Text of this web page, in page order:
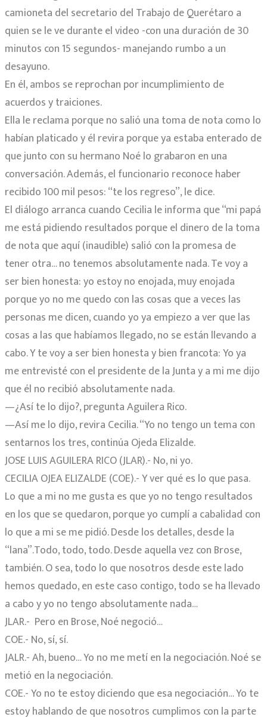
camioneta del secretario del Trabajo de Querétaro a
quien se le ve durante el video -con una duración de 30
minutos con 15 segundos- manejando rumbo a un
desayuno.
En él, ambos se reprochan por incumplimiento de
acuerdos y traiciones.
Ella le reclama porque no salió una toma de nota como lo
habían platicado y él revira porque ya estaba enterado de
que junto con su hermano Noé lo grabaron en una
conversación. Además, el funcionario reconoce haber
recibido 100 mil pesos: “te los regreso”, le dice.
El diálogo arranca cuando Cecilia le informa que “mi papá
me está pidiendo resultados porque el dinero de la toma
de nota que aquí (inaudible) salió con la promesa de
tener otra… no tenemos absolutamente nada. Te voy a
ser bien honesta: yo estoy no enojada, muy enojada
porque yo no me quedo con las cosas que a veces las
personas me dicen, cuando yo ya empiezo a ver que las
cosas a las que habíamos llegado, no se están llevando a
cabo. Y te voy a ser bien honesta y bien francota: Yo ya
me entrevisté con el presidente de la Junta y a mi me dijo
que él no recibió absolutamente nada.
—¿Así te lo dijo?, pregunta Aguilera Rico.
—Así me lo dijo, revira Cecilia. “Yo no tengo un tema con
sentarnos los tres, continúa Ojeda Elizalde.
JOSE LUIS AGUILERA RICO (JLAR).- No, ni yo.
CECILIA OJEA ELIZALDE (COE).- Y ver qué es lo que pasa.
Lo que a mi no me gusta es que yo no tengo resultados
en los que se quedaron, porque yo cumplí a cabalidad con
lo que a mi se me pidió. Desde los detalles, desde la
“lana”.Todo, todo, todo. Desde aquella vez con Brose,
también. O sea, todo lo que nosotros desde este lado
hemos quedado, en este caso contigo, todo se ha llevado
a cabo y yo no tengo absolutamente nada…
JLAR.- Pero en Brose, Noé negoció…
COE.- No, sí, sí.
JALR.- Ah, bueno… Yo no me metí en la negociación. Noé se
metió en la negociación.
COE.- Yo no te estoy diciendo que esa negociación… Yo te
estoy hablando de que nosotros cumplimos con la parte